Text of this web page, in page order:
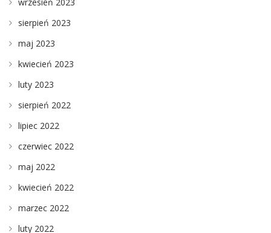
sierpień 2023
maj 2023
kwiecień 2023
luty 2023
sierpień 2022
lipiec 2022
czerwiec 2022
maj 2022
kwiecień 2022
marzec 2022
luty 2022